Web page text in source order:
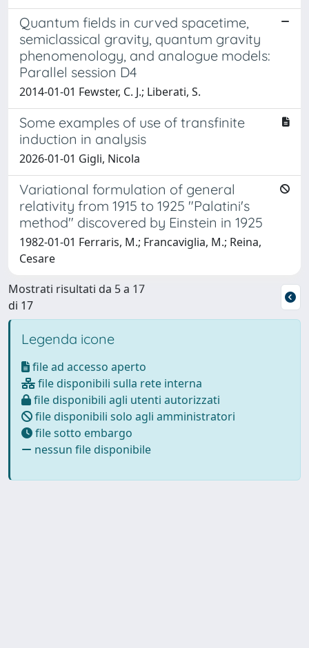
Quantum fields in curved spacetime,
semiclassical gravity, quantum gravity
phenomenology, and analogue models:
Parallel session D4
2014-01-01 Fewster, C. J.; Liberati, S.
Some examples of use of transfinite
induction in analysis
2026-01-01 Gigli, Nicola
Variational formulation of general
relativity from 1915 to 1925 "Palatini's
method" discovered by Einstein in 1925
1982-01-01 Ferraris, M.; Francaviglia, M.; Reina,
Cesare
Mostrati risultati da 5 a 17
di 17
Legenda icone
file ad accesso aperto
file disponibili sulla rete interna
file disponibili agli utenti autorizzati
file disponibili solo agli amministratori
file sotto embargo
nessun file disponibile